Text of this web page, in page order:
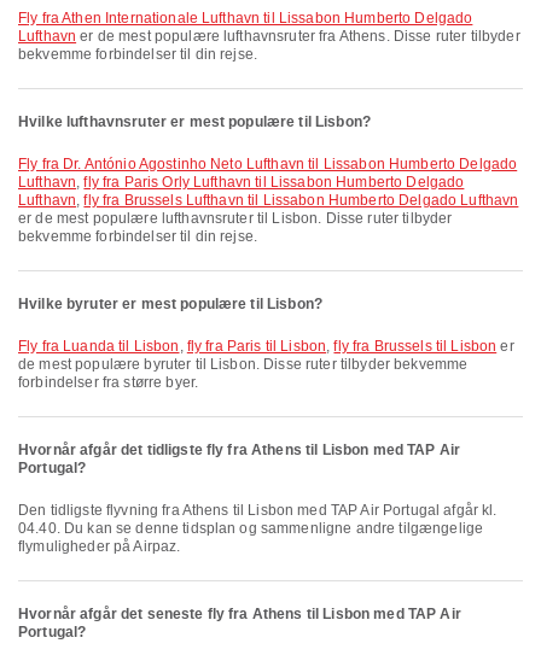
fly fra Athen Internationale Lufthavn til Lissabon Humberto Delgado
Lufthavn er de mest populære lufthavnsruter fra Athens. Disse ruter tilbyder
bekvemme forbindelser til din rejse.
Hvilke lufthavnsruter er mest populære til Lisbon?
fly fra Dr. António Agostinho Neto Lufthavn til Lissabon Humberto Delgado
Lufthavn,fly fra Paris Orly Lufthavn til Lissabon Humberto Delgado
Lufthavn,fly fra Brussels Lufthavn til Lissabon Humberto Delgado Lufthavn
er de mest populære lufthavnsruter til Lisbon. Disse ruter tilbyder
bekvemme forbindelser til din rejse.
Hvilke byruter er mest populære til Lisbon?
fly fra Luanda til Lisbon , fly fra Paris til Lisbon,fly fra Brussels til Lisbon er
de mest populære byruter til Lisbon. Disse ruter tilbyder bekvemme
forbindelser fra større byer.
Hvornår afgår det tidligste fly fra Athens til Lisbon med TAP Air
Portugal?
Den tidligste flyvning fra Athens til Lisbon med TAP Air Portugal afgår kl.
04.40. Du kan se denne tidsplan og sammenligne andre tilgængelige
flymuligheder på Airpaz.
Hvornår afgår det seneste fly fra Athens til Lisbon med TAP Air
Portugal?